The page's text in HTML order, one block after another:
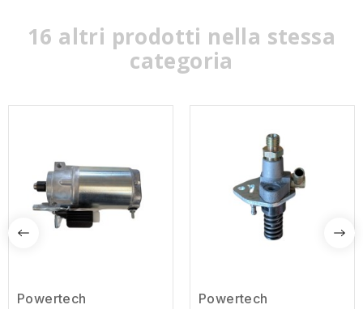
16 altri prodotti nella stessa
categoria
Powertech
Powertech